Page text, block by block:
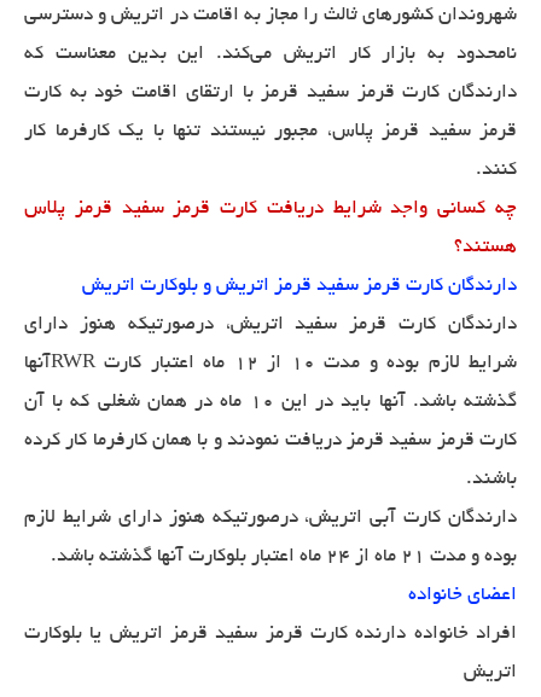
شهروندان کشورهای ثالث را مجاز به اقامت در اتریش و دسترسی
نامحدود به بازار کار اتریش می‌کند. این بدین معناست که
دارندگان کارت قرمز سفید قرمز با ارتقای اقامت خود به کارت
قرمز سفید قرمز پلاس، مجبور نیستند تنها با یک کارفرما کار
کنند.
چه کسانی واجد شرایط دریافت کارت قرمز سفید قرمز پلاس
هستند؟
دارندگان کارت قرمز سفید قرمز اتریش و بلوکارت اتریش
دارندگان کارت قرمز سفید اتریش، درصورتیکه هنوز دارای
شرایط لازم بوده و مدت 10 از 12 ماه اعتبار کارت RWRآنها
گذشته باشد. آنها باید در این 10 ماه در همان شغلی که با آن
کارت قرمز سفید قرمز دریافت نمودند و با همان کارفرما کار کرده
باشند.
دارندگان کارت آبی اتریش، درصورتیکه هنوز دارای شرایط لازم
بوده و مدت 21 ماه از 24 ماه اعتبار بلوکارت آنها گذشته باشد.
اعضای خانواده
افراد خانواده دارنده کارت قرمز سفید قرمز اتریش یا بلوکارت
اتریش